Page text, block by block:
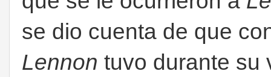
se dio cuenta de que
Lennon tuvo durante su